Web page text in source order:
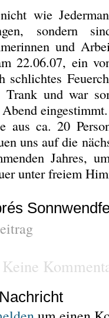
wie
sondern
und
22.06.07, ein
schlichtes
und war
aus ca. 20
uns auf die
Jahres,
unter freiem
Keine